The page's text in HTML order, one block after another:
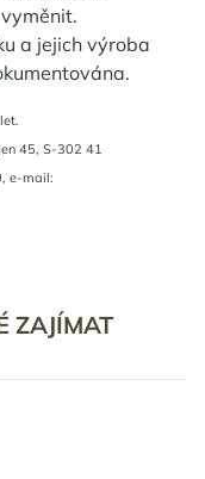
a jejich výroba
45, S-302 41
e-mail:
ZAJÍMAT